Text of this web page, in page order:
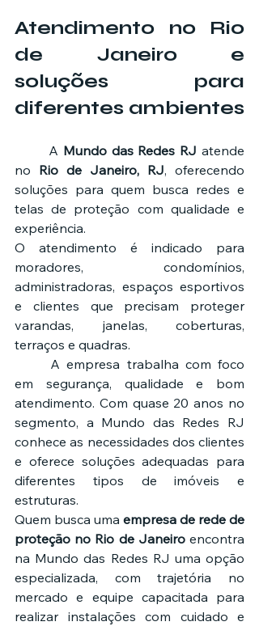
Atendimento no Rio
de Janeiro e
soluções para
diferentes ambientes
	A
Mundo das Redes RJ atende
no Rio de Janeiro, RJ, oferecendo
soluções para quem busca redes e
telas de proteção com qualidade e
experiência.
O atendimento é indicado para
moradores, condomínios,
administradoras, espaços esportivos
e clientes que precisam proteger
varandas, janelas, coberturas,
terraços e quadras.
em segurança, qualidade e bom
atendimento. Com quase 20 anos no
segmento, a Mundo das Redes RJ
conhece as necessidades dos clientes
e oferece soluções adequadas para
diferentes tipos de imóveis e
estruturas.
Quem busca uma empresa de rede de
proteção no Rio de Janeiro encontra
na Mundo das Redes RJ uma opção
especializada, com trajetória no
mercado e equipe capacitada para
realizar instalações com cuidado e